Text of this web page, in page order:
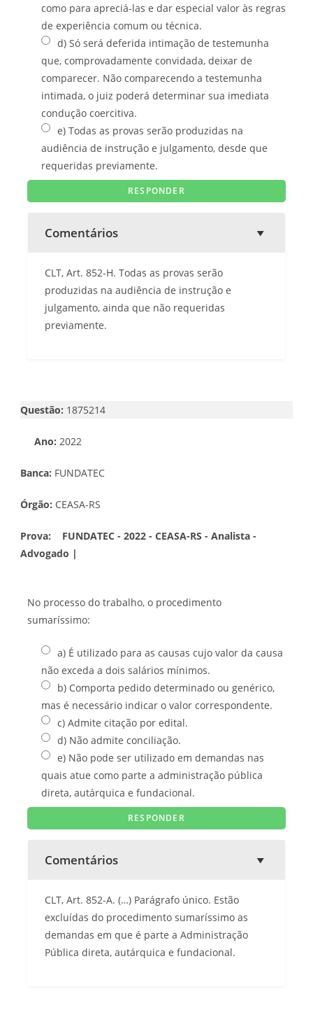
como para apreciá-las e dar especial valor às regras
de experiência comum ou técnica.
d) Só será deferida intimação de testemunha
que, comprovadamente convidada, deixar de
comparecer. Não comparecendo a testemunha
intimada, o juiz poderá determinar sua imediata
condução coercitiva.
e) Todas as provas serão produzidas na
audiência de instrução e julgamento, desde que
requeridas previamente.
Comentários
CLT, Art. 852-H. Todas as provas serão
produzidas na audiência de instrução e
julgamento, ainda que não requeridas
previamente.
Questão: 1875214
Ano: 2022
Banca: FUNDATEC
Órgão: CEASA-RS
Prova:
FUNDATEC - 2022 - CEASA-RS - Analista -
Advogado |
No processo do trabalho, o procedimento
sumaríssimo:
a) É utilizado para as causas cujo valor da causa
não exceda a dois salários mínimos.
b) Comporta pedido determinado ou genérico,
mas é necessário indicar o valor correspondente.
c) Admite citação por edital.
d) Não admite conciliação.
e) Não pode ser utilizado em demandas nas
quais atue como parte a administração pública
direta, autárquica e fundacional.
Comentários
CLT, Art. 852-A. (…) Parágrafo único. Estão
excluídas do procedimento sumaríssimo as
demandas em que é parte a Administração
Pública direta, autárquica e fundacional.